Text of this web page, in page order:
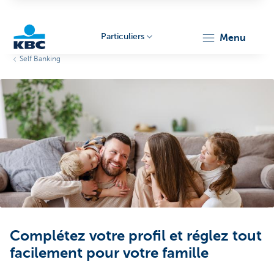
Particuliers menu
Self Banking
Complétez votre profil et réglez tout
facilement pour votre famille